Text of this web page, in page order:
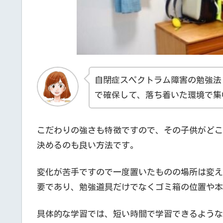
自閉症スペクトラム障害の勉強
で確保して、落ち着いた環境で
こだわりの強さも特徴ですので、その子供がど
決めるのも良い方法です。
変化が苦手ですので一度置いたものの場所は変
要であり、勉強道具だけでなくゴミ箱の位置や
具体的な学習では、短い時間で学習できるよう